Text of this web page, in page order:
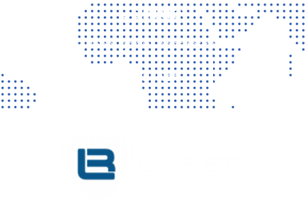
Contact
Vragen? Neem gerust contact met ons op!
CONTACT